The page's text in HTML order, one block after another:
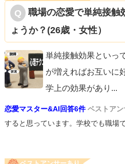
職場の恋愛で単純接触
ょうか？(26歳・女性）
単純接触効果といっ
が増えればお互いに
学上の効果があり ...
恋愛マスター&AI回答6件 ベストア
すると思っています。学校でも職場